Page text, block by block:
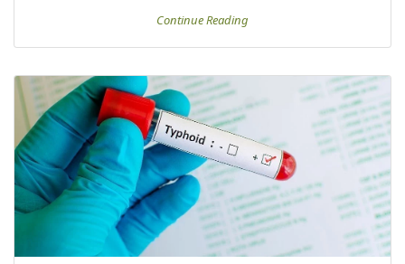
Continue Reading